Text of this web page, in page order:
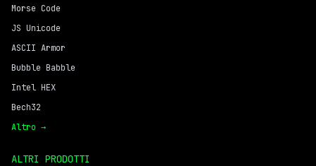
Morse Code
JS Unicode
ASCII Armor
Bubble Babble
Intel HEX
Bech32
Altro →
ALTRI PRODOTTI